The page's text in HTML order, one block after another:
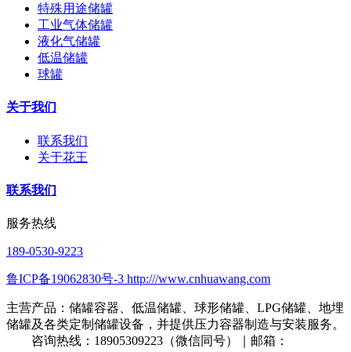
特殊用途储罐
工业气体储罐
液化气储罐
低温储罐
球罐
关于我们
联系我们
关于花王
联系我们
服务热线
189-0530-9223
鲁ICP备19062830号-3 http:///www.cnhuawang.com
主营产品：储罐容器、低温储罐、球形储罐、LPG储罐、地埋
储罐及各类定制储罐设备，并提供压力容器制造与安装服务。
咨询热线：18905309223（微信同号）｜邮箱：